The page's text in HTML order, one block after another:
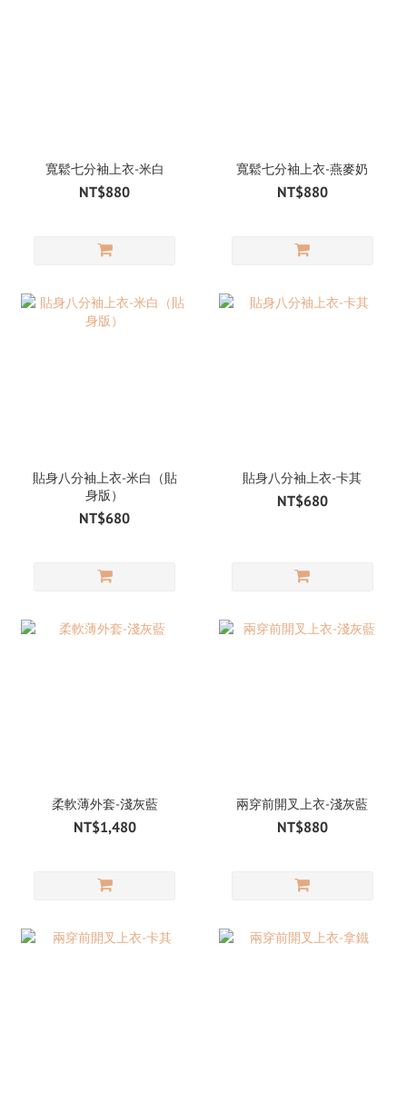
寬鬆七分袖上衣-米白
NT$880
寬鬆七分袖上衣-燕麥奶
NT$880
貼身八分袖上衣-米白（貼
身版）
NT$680
貼身八分袖上衣-卡其
NT$680
柔軟薄外套-淺灰藍
NT$1,480
兩穿前開叉上衣-淺灰藍
NT$880